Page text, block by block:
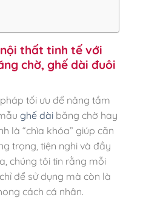
thất tinh tế với
chờ, ghế dài đuôi
tối ưu để nâng tầm
ghế dài băng chờ hay
là “chìa khóa” giúp căn
trọng, tiện nghi và đầy
chúng tôi tin rằng mỗi
để sử dụng mà còn là
cách cá nhân.